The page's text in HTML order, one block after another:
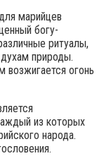
марийцев
богу-
ритуалы,
природы.
возжигается огонь
из которых
народа.